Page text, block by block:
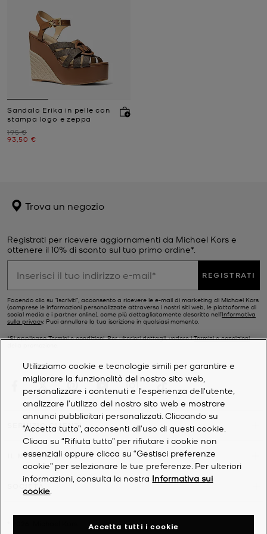
Sandalo Erika in pelle con
stampa logo e zeppa
Prezzo iniziale
195 €
Prezzo attuale
93,50 €
Trova un negozio
Registrati per ricevere aggiornamenti da Michael Kors e
ottenere il 10% di sconto sul tuo primo ordine*.
REGISTRATI
Facendo clic su "Iscriviti", acconsento a ricevere le e-mail di marketing di Michael Kors
(comprese le informazioni personalizzate attraverso i nostri siti web, le piattaforme di
social media e i partner online), come più dettagliatamente descritto nell’Informativa
sulla privacy. Puoi annullare la tua iscrizione in qualsiasi momento.
*Si applicano Termini e condizioni. Per ulteriori dettagli, vedere iTermini e condizioni
SERVIZIO CLIENTI
IL MIO ACCOUNT
SOCIETÀ
Utilizziamo cookie e tecnologie simili per garantire e
migliorare la funzionalità del nostro sito web,
personalizzare i contenuti e l'esperienza dell'utente,
analizzare l'utilizzo del nostro sito web e mostrare
annunci pubblicitari personalizzati. Cliccando su
“Accetta tutto”, acconsenti all'uso di questi cookie.
Clicca su “Rifiuta tutto” per rifiutare i cookie non
essenziali oppure clicca su “Gestisci preferenze
cookie” per selezionare le tue preferenze. Per ulteriori
informazioni, consulta la nostra Informativa sui
cookie
Accetta tutti i cookie